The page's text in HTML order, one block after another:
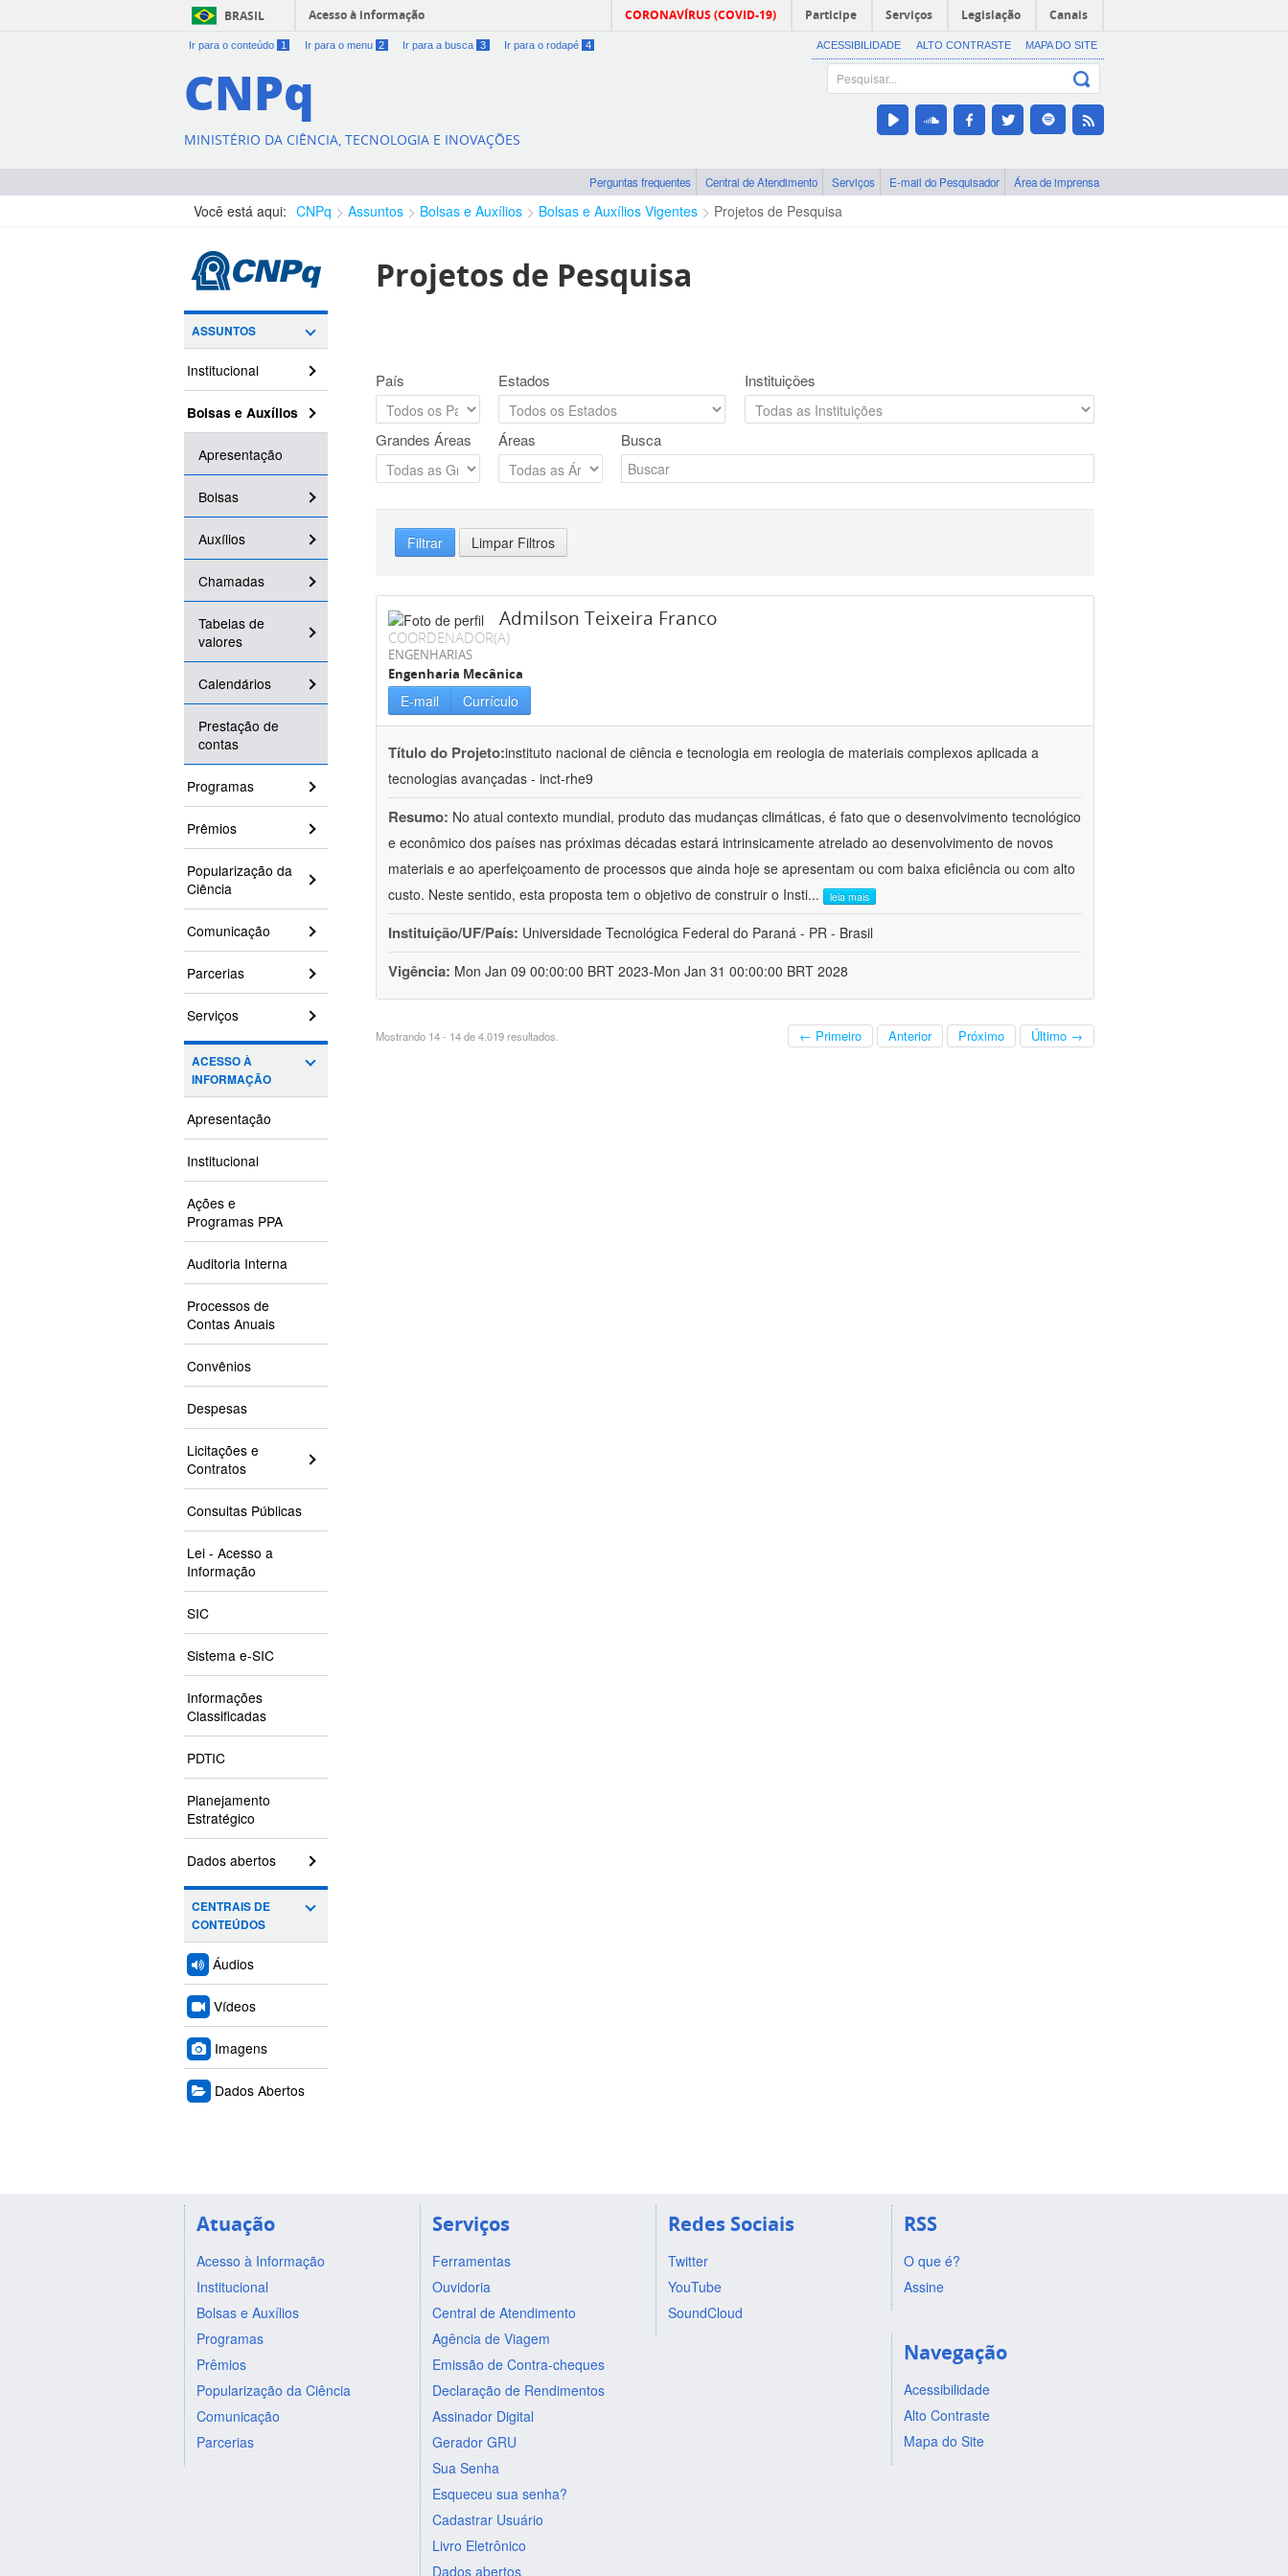
BRASIL Acesso à informação CORONAVÍRUS (COVID-19) Participe Serviços Legislação Canais
Ir para o conteúdo 1 Ir para o menu 2 Ir para a busca 3 Ir para o rodapé 4 ACESSIBILIDADE ALTO CONTRASTE MAPA DO SITE
CNPq
MINISTÉRIO DA CIÊNCIA, TECNOLOGIA E INOVAÇÕES
Perguntas frequentes Central de Atendimento Serviços E-mail do Pesquisador Área de imprensa
Você está aqui: CNPq Assuntos Bolsas e Auxílios Bolsas e Auxílios Vigentes Projetos de Pesquisa
ASSUNTOS
Institucional
Bolsas e Auxílios
Apresentação
Bolsas
Auxílios
Chamadas
Tabelas de
valores
Calendários
Prestação de
contas
Programas
Prêmios
Popularização da
Ciência
Comunicação
Parcerias
Serviços
ACESSO À
INFORMAÇÃO
Apresentação
Institucional
Ações e
Programas PPA
Auditoria Interna
Processos de
Contas Anuais
Convênios
Despesas
Licitações e
Contratos
Consultas Públicas
Lei - Acesso a
Informação
SIC
Sistema e-SIC
Informações
Classificadas
PDTIC
Planejamento
Estratégico
Dados abertos
CENTRAIS DE
CONTEÚDOS
Áudios
Vídeos
Imagens
Dados Abertos
Projetos de Pesquisa
País Estados Instituições
Grandes Áreas Áreas Busca
Filtrar Limpar Filtros
Admilson Teixeira Franco
COORDENADOR(A)
ENGENHARIAS
Engenharia Mecânica
E-mail Currículo
Título do Projeto:instituto nacional de ciência e tecnologia em reologia de materiais complexos aplicada a
tecnologias avançadas - inct-rhe9
Resumo: No atual contexto mundial, produto das mudanças climáticas, é fato que o desenvolvimento tecnológico
e econômico dos países nas próximas décadas estará intrinsicamente atrelado ao desenvolvimento de novos
materiais e ao aperfeiçoamento de processos que ainda hoje se apresentam ou com baixa eficiência ou com alto
custo. Neste sentido, esta proposta tem o objetivo de construir o Insti... leia mais
Instituição/UF/País: Universidade Tecnológica Federal do Paraná - PR - Brasil
Vigência: Mon Jan 09 00:00:00 BRT 2023-Mon Jan 31 00:00:00 BRT 2028
Mostrando 14 - 14 de 4.019 resultados. ← Primeiro Anterior Próximo Último →
Atuação
Acesso à Informação
Institucional
Bolsas e Auxílios
Programas
Prêmios
Popularização da Ciência
Comunicação
Parcerias
Serviços
Ferramentas
Ouvidoria
Central de Atendimento
Agência de Viagem
Emissão de Contra-cheques
Declaração de Rendimentos
Assinador Digital
Gerador GRU
Sua Senha
Esqueceu sua senha?
Cadastrar Usuário
Livro Eletrônico
Dados abertos
Redes Sociais
Twitter
YouTube
SoundCloud
RSS
O que é?
Assine
Navegação
Acessibilidade
Alto Contraste
Mapa do Site